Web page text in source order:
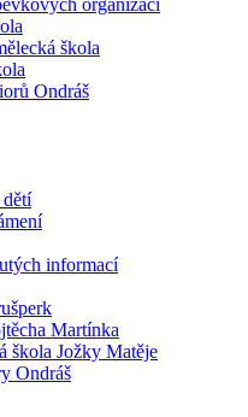
organizací
škola
Ondráš
dětí
informací
Martínka
škola Jožky Matěje
Ondráš